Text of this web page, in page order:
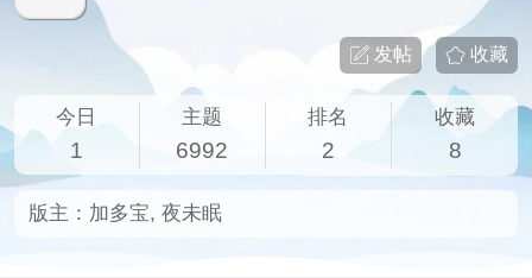
收藏
发帖
今日
1
主题
6992
排名
2
收藏
8
版主： 加多宝, 夜未眠